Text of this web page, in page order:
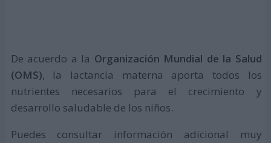
De acuerdo a la Organización Mundial de la Salud
(OMS), la lactancia materna aporta todos los
nutrientes necesarios para el crecimiento y
desarrollo saludable de los niños.
Puedes consultar información adicional muy